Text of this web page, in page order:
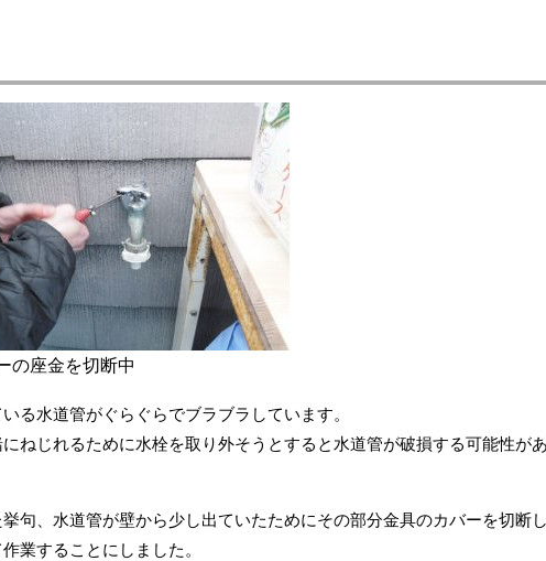
の座金を切断中
る水道管がぐらぐらでブラブラしています。
ねじれるために水栓を取り外そうとすると水道管が破損する可能性が
句、水道管が壁から少し出ていたためにその部分金具のカバーを切断
業することにしました。